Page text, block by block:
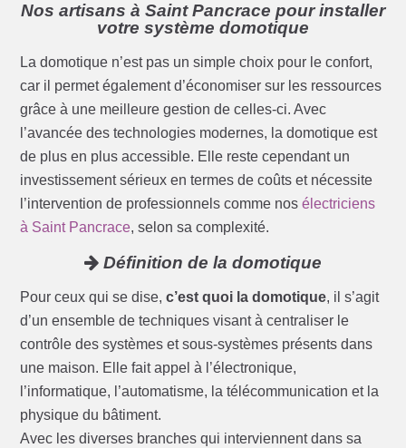
Nos artisans à Saint Pancrace pour installer
votre système domotique
La domotique n’est pas un simple choix pour le confort,
car il permet également d’économiser sur les ressources
grâce à une meilleure gestion de celles-ci. Avec
l’avancée des technologies modernes, la domotique est
de plus en plus accessible. Elle reste cependant un
investissement sérieux en termes de coûts et nécessite
l’intervention de professionnels comme nosélectriciens
à Saint Pancrace, selon sa complexité.
Définition de la domotique
Pour ceux qui se dise,c’est quoi la domotique, il s’agit
d’un ensemble de techniques visant à centraliser le
contrôle des systèmes et sous-systèmes présents dans
une maison. Elle fait appel à l’électronique,
l’informatique, l’automatisme, la télécommunication et la
physique du bâtiment.
Avec les diverses branches qui interviennent dans sa